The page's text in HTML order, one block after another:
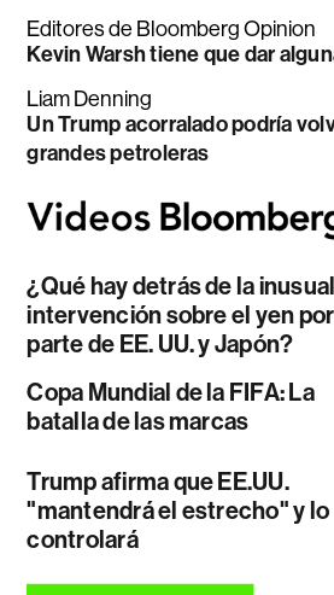
Editores de Bloomberg Opinion
Kevin Warsh tiene que dar
Liam Denning
Un Trump acorralado podría
grandes petroleras
¿Qué hay detrás de la inusual
intervención sobre el yen por
parte de EE. UU. y Japón?
Copa Mundial de la FIFA: La
batalla de las marcas
Trump afirma que EE.UU.
"mantendrá el estrecho" y lo
controlará